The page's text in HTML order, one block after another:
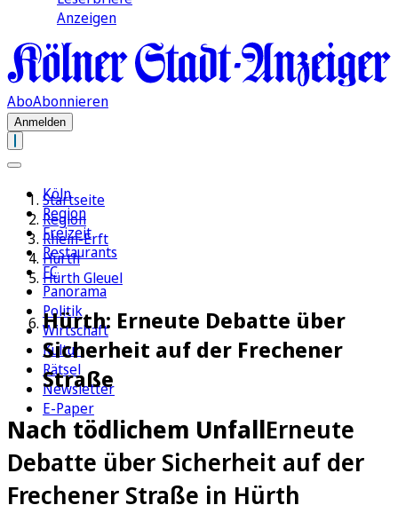
Anzeigen
AboAbonnieren
Anmelden
Köln
Region
Freizeit
Restaurants
FC
Panorama
Politik
Wirtschaft
Kultur
Rätsel
Newsletter
E-Paper
Startseite
Region
Rhein-Erft
Hürth
Hürth Gleuel
Hürth: Erneute Debatte über
Sicherheit auf der Frechener
Straße
Nach tödlichem UnfallErneute
Debatte über Sicherheit auf der
Frechener Straße in Hürth